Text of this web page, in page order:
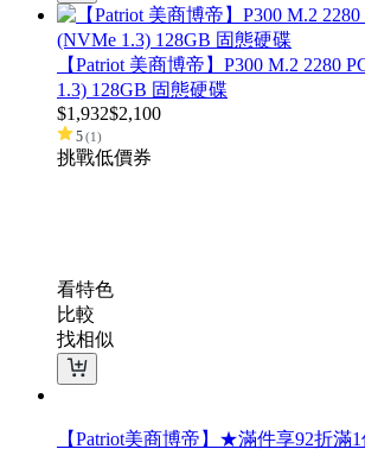
【Patriot 美商博帝】P300 M.2 2280
1.3) 128GB 固態硬碟
$1,932$2,100
5(1)
挑戰低價券
看特色
比較
找相似
【Patriot美商博帝】★滿件享92折滿